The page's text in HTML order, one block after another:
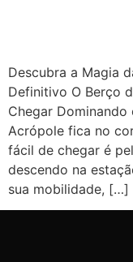
Descubra a Magia
Definitivo O Berço
Chegar
Acrópole fica no
fácil de chegar é
descendo na
sua mobilidade, […]